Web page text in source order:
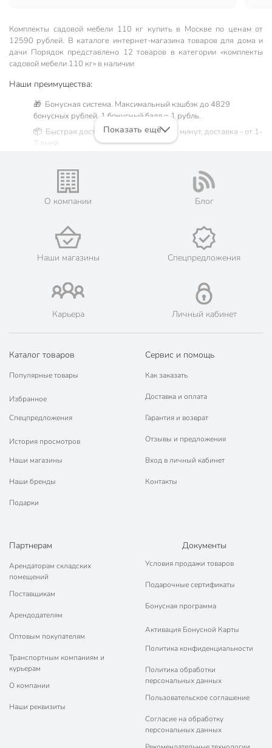
Комплекты садовой мебели 110 кг купить в Москве по ценам от
12590 рублей. В каталоге интернет-магазина товаров для дома и
дачи Порядок представлено 12 товаров в категории «комплекты
садовой мебели 110 кг» в наличии
Наши преимущества:
🎁 Бонусная система. Максимальный кэшбэк до 4829
бонусных рублей, 1 бонусный балл = 1 рубль.
📦 Быстрая доставка. Самовывоз от 60 минут, доставка - от 1-
2 дней.
Жители Московской области могут сделать заказ и оплатить
его онлайн на официальном сайте сети магазинов Порядок.
💳 Оплата: онлайн на сайте интернет-гипермаркета или
🛍 Скидки, акции, распродажи каждый день!
📜 Только оригинальная продукция. Интернет-гипермаркет
Порядок - официальный представитель ведущих мировых
марок.
Показать ещё
О компании Блог
Наши магазины Спецпредложения
Карьера Личный кабинет
Каталог товаров
Популярные товары
Избранное
Спецпредложения
История просмотров
Наши магазины
Наши бренды
Подарки
Сервис и помощь
Как заказать
Доставка и оплата
Гарантия и возврат
Отзывы и предложения
Вход в личный кабинет
Контакты
Партнерам
Арендаторам складских
помещений
Поставщикам
Арендодателям
Оптовым покупателям
Транспортным компаниям и
курьерам
О компании
Наши реквизиты
Документы
Условия продажи товаров
Подарочные сертификаты
Бонусная программа
Активация Бонусной Карты
Политика конфиденциальности
Политика обработки
персональных данных
Пользовательское соглашение
Согласие на обработку
персональных данных